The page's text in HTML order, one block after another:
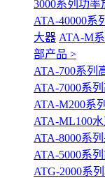
3000系列功率
ATA-40000系
大器 ATA-M
部产品 >
ATA-700系列
ATA-7000系
ATA-M200系
ATA-ML100
ATA-8000系
ATA-5000系
ATG-2000系